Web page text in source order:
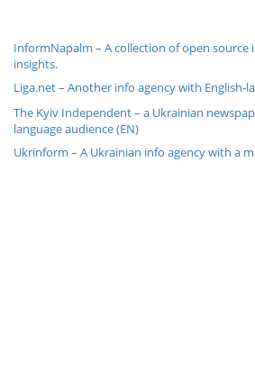
InformNapalm – A collection of open
insights.
Liga.net – Another info agency with English-
The Kyiv Independent – a Ukrainian
language audience (EN)
Ukrinform – A Ukrainian info agency with a